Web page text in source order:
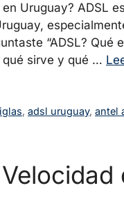
Uruguay? ADSL
“ADSL? Qué
qué sirve y qué …
,adsl uruguay,antel